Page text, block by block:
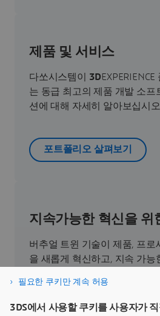
제품 및 서비스
다쏘시스템이 3D
는 동급 최고의 제품 개발 소프
션에 대해 자세히 알아보십시오.
포트폴리오 살펴보기
지속가능한 혁신을 위
버추얼 트윈 기술이 제품, 프로
을 새롭게 혁신하고, 지속 가능
필요한 쿠키만 계속 허용
3DS에서 사용할 쿠키를 사용자가